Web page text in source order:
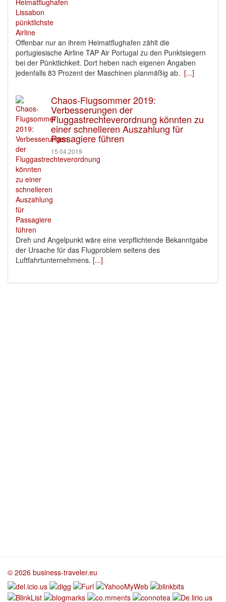
Offenbar nur an ihrem Heimatflughafen zählt die
portugiesische Airline TAP Air Portugal zu den Punktsiegern
bei der Pünktlichkeit. Dort heben nach eigenen Angaben
jedenfalls 83 Prozent der Maschinen planmäßig ab. [...]
Chaos-Flugsommer 2019:
Verbesserungen der
Fluggastrechteverordnung könnten zu
einer schnelleren Auszahlung für
Passagiere führen
15.04.2019
Dreh und Angelpunkt wäre eine verpflichtende Bekanntgabe
der Ursache für das Flugproblem seitens des
Luftfahrtunternehmens. [...]
© 2026 business-traveler.eu